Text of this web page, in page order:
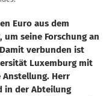
Euro aus dem
seine Forschung an
verbunden ist
Luxemburg mit
Herr
in der Abteilung